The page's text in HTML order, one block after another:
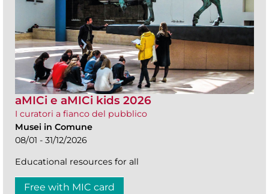
aMICi e aMICi kids 2026
I curatori a fianco del pubblico
Musei in Comune
08/01 - 31/12/2026
Educational resources for all
Free with MIC card